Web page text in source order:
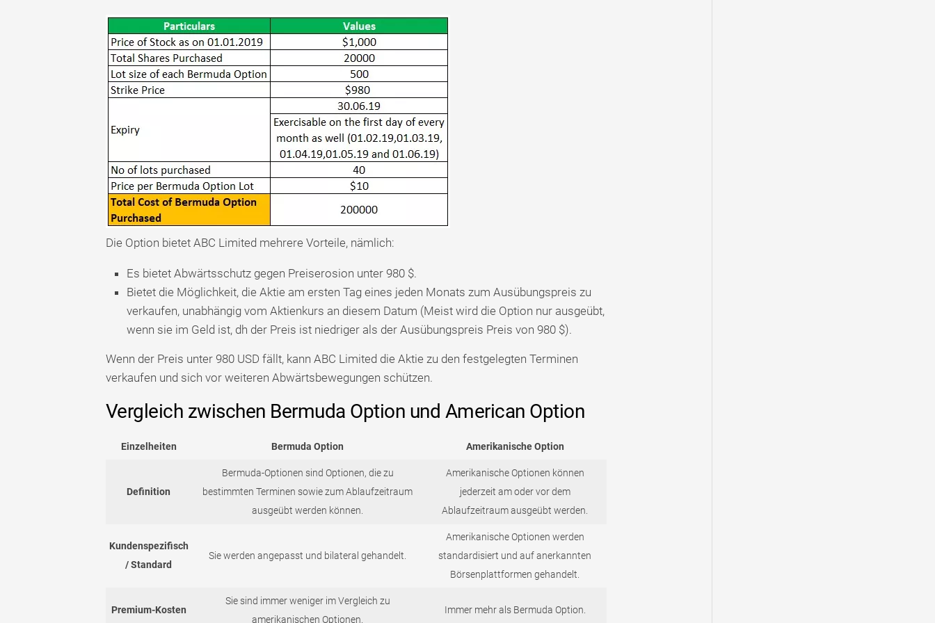
Die Option bietet ABC Limited mehrere Vorteile, nämlich:
Es bietet Abwärtsschutz gegen Preiserosion unter 980 $.
Bietet die Möglichkeit, die Aktie am ersten Tag eines jeden Monats zum Ausübungspreis zu
verkaufen, unabhängig vom Aktienkurs an diesem Datum (Meist wird die Option nur ausgeübt,
wenn sie im Geld ist, dh der Preis ist niedriger als der Ausübungspreis Preis von 980 $).
Wenn der Preis unter 980 USD fällt, kann ABC Limited die Aktie zu den festgelegten Terminen
verkaufen und sich vor weiteren Abwärtsbewegungen schützen.
Vergleich zwischen Bermuda Option und American Option
Einzelheiten Bermuda Option Amerikanische Option
Definition
Bermuda-Optionen sind Optionen, die zu
bestimmten Terminen sowie zum Ablaufzeitraum
ausgeübt werden können.
Amerikanische Optionen können
jederzeit am oder vor dem
Ablaufzeitraum ausgeübt werden.
Kundenspezifisch
/ Standard
Sie werden angepasst und bilateral gehandelt.
Amerikanische Optionen werden
standardisiert und auf anerkannten
Börsenplattformen gehandelt.
Premium-Kosten
Sie sind immer weniger im Vergleich zu
amerikanischen Optionen.
Immer mehr als Bermuda Option.